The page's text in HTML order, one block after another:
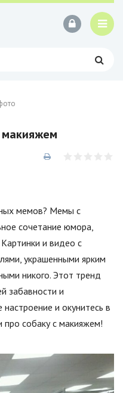
мемов? Мемы с
сочетание юмора,
и видео с
украшенными ярким
никого. Этот тренд
забавности и
и окунитесь в
про собаку с макияжем!